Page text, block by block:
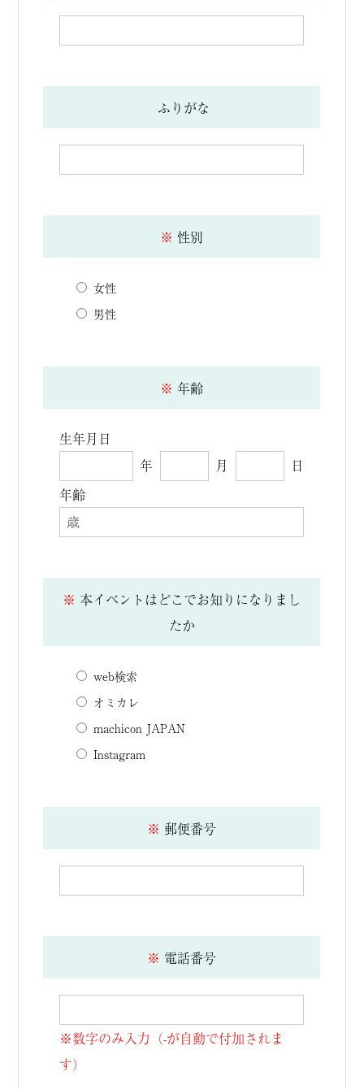
ふりがな
※ 性別
女性
男性
※ 年齢
生年月日
年
月
日
年齢
※ 本イベントはどこでお知りになりまし
たか
web検索
オミカレ
machicon JAPAN
Instagram
※ 郵便番号
※ 電話番号
※数字のみ入力（-が自動で付加されま
す）